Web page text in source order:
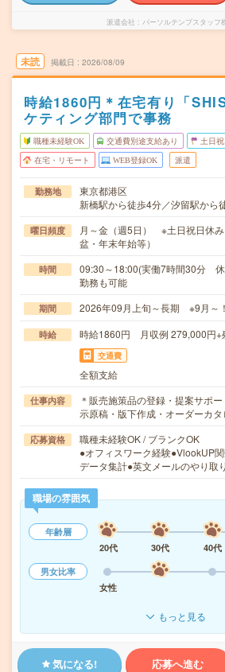
派遣会社 パーソルテンプスタッフ
未読 掲載日 2026/08/09
時給1860円＊在宅有り「
ケティング部門で事務
職種未経験OK 交通費別途支給あり 土日
在宅・リモート WEB登録OK 派遣
勤務地
東京都港区
新橋駅から徒歩4分／汐留駅から
曜日頻度
月～金（週5日） ※土日祝日休
盆・年末年始等）
時間
09:30～18:00(実働7時間30分
勤務も可能
期間 2026年09月上旬～長期 ※9月～！
時給 時給1860円 月収例 279,000円+
交通費
全額支給
仕事内容
＊販売施策品の登録・提案サポ
示原稿・版下作成・オーダーカ
応募資格
職種未経験OK / ブランクOK
●オフィスワーク経験●VlookUP
データ集計●英文メールのやり取
職場の雰囲気
年齢層
20代
30代 40代
男女比率
女性
もっと見る
気になる! 応募へ進む